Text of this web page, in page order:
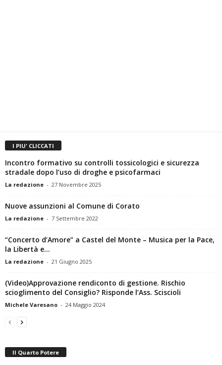
I PIU' CLICCATI
Incontro formativo su controlli tossicologici e sicurezza
stradale dopo l’uso di droghe e psicofarmaci
La redazione - 27 Novembre 2025
Nuove assunzioni al Comune di Corato
La redazione - 7 Settembre 2022
“Concerto d’Amore” a Castel del Monte – Musica per la Pace,
la Libertà e...
La redazione - 21 Giugno 2025
(Video)Approvazione rendiconto di gestione. Rischio
scioglimento del Consiglio? Risponde l’Ass. Sciscioli
Michele Varesano - 24 Maggio 2024
Il Quarto Potere